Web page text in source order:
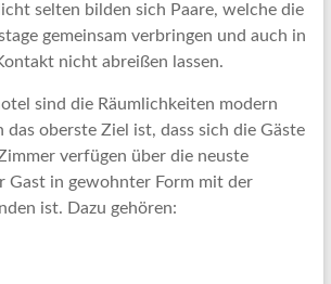
selten bilden sich Paare, welche die
gemeinsam verbringen und auch in
nicht abreißen lassen.
sind die Räumlichkeiten modern
oberste Ziel ist, dass sich die Gäste
verfügen über die neuste
Gast in gewohnter Form mit der
ist. Dazu gehören: